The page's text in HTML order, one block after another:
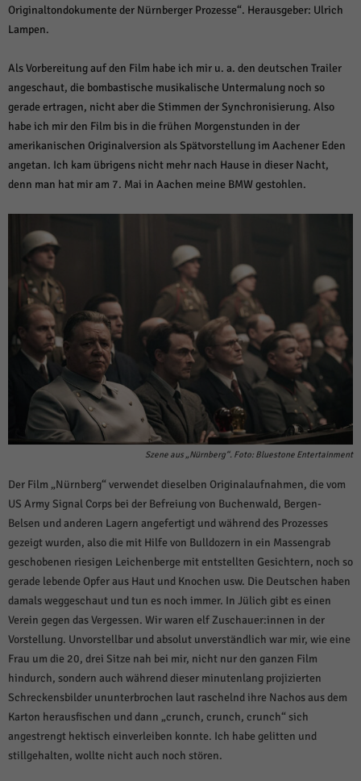
Originaltondokumente der Nürnberger Prozesse“. Herausgeber: Ulrich
Lampen.
Als Vorbereitung auf den Film habe ich mir u. a. den deutschen Trailer
angeschaut, die bombastische musikalische Untermalung noch so
gerade ertragen, nicht aber die Stimmen der Synchronisierung. Also
habe ich mir den Film bis in die frühen Morgenstunden in der
amerikanischen Originalversion als Spätvorstellung im Aachener Eden
angetan. Ich kam übrigens nicht mehr nach Hause in dieser Nacht,
denn man hat mir am 7. Mai in Aachen meine BMW gestohlen.
Szene aus „Nürnberg“. Foto: Bluestone Entertainment
Der Film „Nürnberg“ verwendet dieselben Originalaufnahmen, die vom
US Army Signal Corps bei der Befreiung von Buchenwald, Bergen-
Belsen und anderen Lagern angefertigt und während des Prozesses
gezeigt wurden, also die mit Hilfe von Bulldozern in ein Massengrab
geschobenen riesigen Leichenberge mit entstellten Gesichtern, noch so
gerade lebende Opfer aus Haut und Knochen usw. Die Deutschen haben
damals weggeschaut und tun es noch immer. In Jülich gibt es einen
Verein gegen das Vergessen. Wir waren elf Zuschauer:innen in der
Vorstellung. Unvorstellbar und absolut unverständlich war mir, wie eine
Frau um die 20, drei Sitze nah bei mir, nicht nur den ganzen Film
hindurch, sondern auch während dieser minutenlang projizierten
Schreckensbilder ununterbrochen laut raschelnd ihre Nachos aus dem
Karton herausfischen und dann „crunch, crunch, crunch“ sich
angestrengt hektisch einverleiben konnte. Ich habe gelitten und
stillgehalten, wollte nicht auch noch stören.